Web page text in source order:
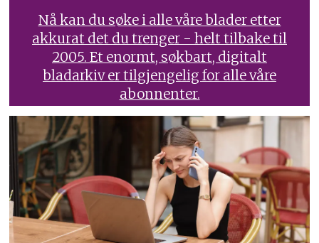
Nå kan du søke i alle våre blader etter
akkurat det du trenger - helt tilbake til
2005. Et enormt, søkbart, digitalt
bladarkiv er tilgjengelig for alle våre
abonnenter.